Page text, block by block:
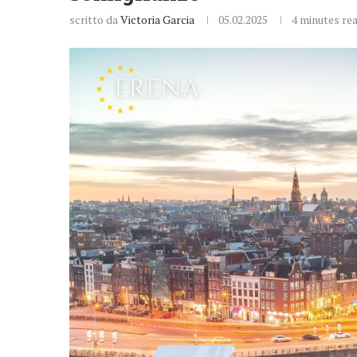
scritto daVictoria Garcia 05.02.2025 4 minutes